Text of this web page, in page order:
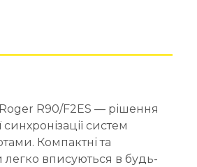
R90/F2ES — рішення
систем
Компактні та
легко вписуються в будь-